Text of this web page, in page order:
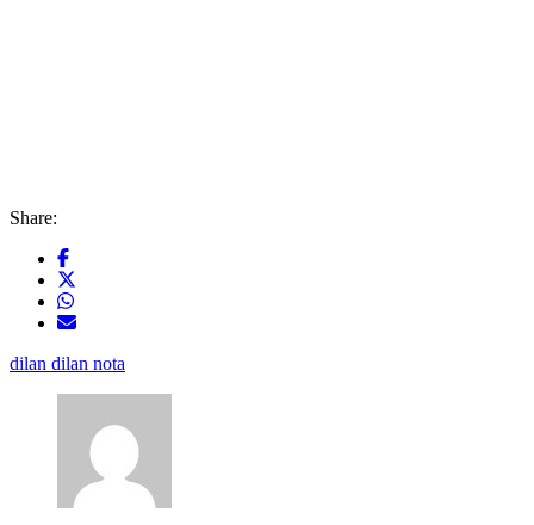
Share:
dilan dilan nota